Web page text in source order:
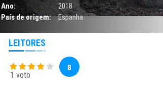
Ano:
2018
País de origem:
Espanha
LEITORES
1 voto
8